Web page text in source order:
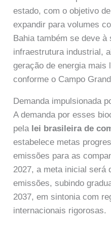
estado, com o objetivo
expandir para volumes
Bahia também se deve
infraestrutura industrial,
geração de energia mais
conforme o Campo
Demanda impulsionada
A demanda por esses
pela lei brasileira de
estabelece metas
emissões para as
2027, a meta inicial será
emissões, subindo
2037, em sintonia com
internacionais rigorosas.